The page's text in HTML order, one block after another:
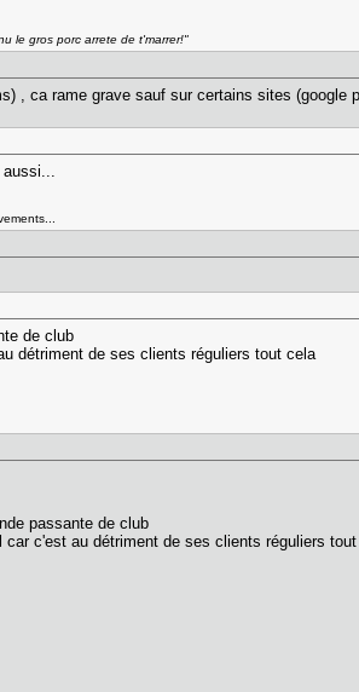
le gros porc arrete de t'marrer!"
, ca rame grave sauf sur certains sites
aussi...
de club
détriment de ses clients réguliers tout cela
passante de club
car c'est au détriment de ses clients réguliers